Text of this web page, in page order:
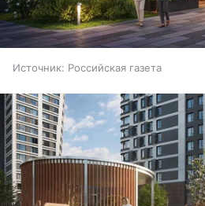
Источник: Российская газета